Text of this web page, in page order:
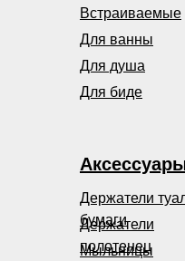
Держатели
бумаги
Держатели
полотенец
Мыльницы
Встраиваемые
Для биде
Для ванны
Для душа